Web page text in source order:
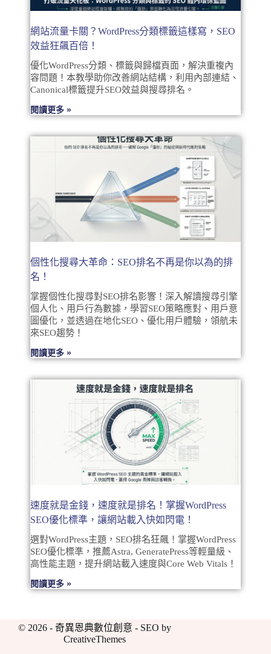
網站流量卡關？WordPress分類標籤這樣寫，SEO
效益狂飆百倍！
優化WordPress分類、標籤與歸檔頁面，解決重複內
容問題！本教學助你改善網站結構，利用內部連結、
Canonical標籤提升SEO效益與搜尋排名。
閱讀更多 »
個性化搜尋大革命：SEO排名不再是你以為的排
名！
掌握個性化搜尋對SEO排名影響！深入解讀搜尋引擎
個人化、用戶行為數據，學習SEO策略應對、用戶意
圖優化，並透過在地化SEO、優化用戶體驗，領航未
來SEO趨勢！
閱讀更多 »
速度就是金錢，速度就是排名！掌握WordPress
SEO優化標準，讓網站載入快如閃電！
選對WordPress主題，SEO排名狂飆！掌握WordPress
SEO優化標準，推薦Astra, GeneratePress等輕量級、
高性能主題，提升網站載入速度與Core Web Vitals！
閱讀更多 »
© 2026 - 奇異恩典數位創意 - SEO by
CreativeThemes